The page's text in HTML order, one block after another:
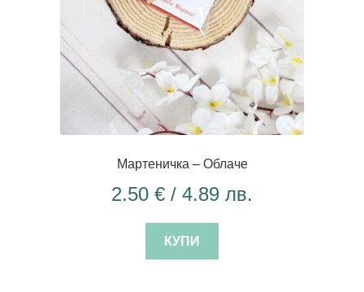
Мартеничка – Облаче
2.50 € / 4.89 лв.
КУПИ